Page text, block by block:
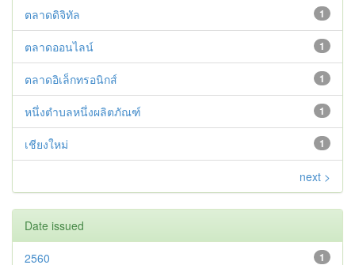
1
ตลาดดิจิทัล
1
ตลาดออนไลน์
1
ตลาดอิเล็กทรอนิกส์
1
หนึ่งตำบลหนึ่งผลิตภัณฑ์
1
เชียงใหม่
next >
Date issued
1
2560